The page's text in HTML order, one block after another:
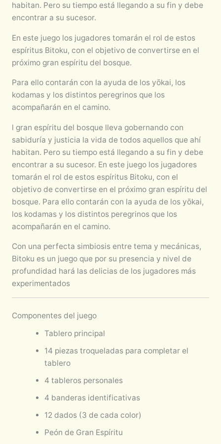
habitan. Pero su tiempo está llegando a su fin y debe
encontrar a su sucesor.
En este juego los jugadores tomarán el rol de estos
espíritus Bitoku, con el objetivo de convertirse en el
próximo gran espíritu del bosque.
Para ello contarán con la ayuda de los yōkai, los
kodamas y los distintos peregrinos que los
acompañarán en el camino.
l gran espíritu del bosque lleva gobernando con
sabiduría y justicia la vida de todos aquellos que ahí
habitan. Pero su tiempo está llegando a su fin y debe
encontrar a su sucesor. En este juego los jugadores
tomarán el rol de estos espíritus Bitoku, con el
objetivo de convertirse en el próximo gran espíritu del
bosque. Para ello contarán con la ayuda de los yōkai,
los kodamas y los distintos peregrinos que los
acompañarán en el camino.
Con una perfecta simbiosis entre tema y mecánicas,
Bitoku es un juego que por su presencia y nivel de
profundidad hará las delicias de los jugadores más
experimentados
Componentes del juego
Tablero principal
14 piezas troqueladas para completar el
tablero
4 tableros personales
4 banderas identificativas
12 dados (3 de cada color)
Peón de Gran Espíritu